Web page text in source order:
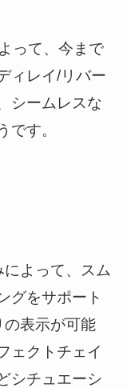
って、今まで
ィレイ/リバー
シームレスな
です。
よって、スム
グをサポート
の表示が可能
ェクトチェイ
シチュエーシ